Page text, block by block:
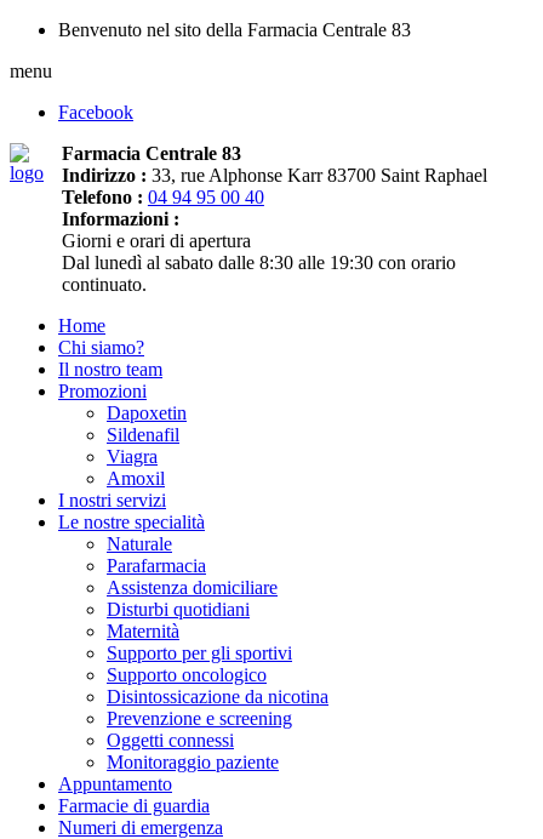
Benvenuto nel sito della Farmacia Centrale 83
menu
Facebook
Farmacia Centrale 83
Indirizzo : 33, rue Alphonse Karr 83700 Saint Raphael
Telefono : 04 94 95 00 40
Informazioni :
Giorni e orari di apertura
Dal lunedì al sabato dalle 8:30 alle 19:30 con orario
continuato.
Home
Chi siamo?
Il nostro team
Promozioni
Dapoxetin
Sildenafil
Viagra
Amoxil
I nostri servizi
Le nostre specialità
Naturale
Parafarmacia
Assistenza domiciliare
Disturbi quotidiani
Maternità
Supporto per gli sportivi
Supporto oncologico
Disintossicazione da nicotina
Prevenzione e screening
Oggetti connessi
Monitoraggio paziente
Appuntamento
Farmacie di guardia
Numeri di emergenza